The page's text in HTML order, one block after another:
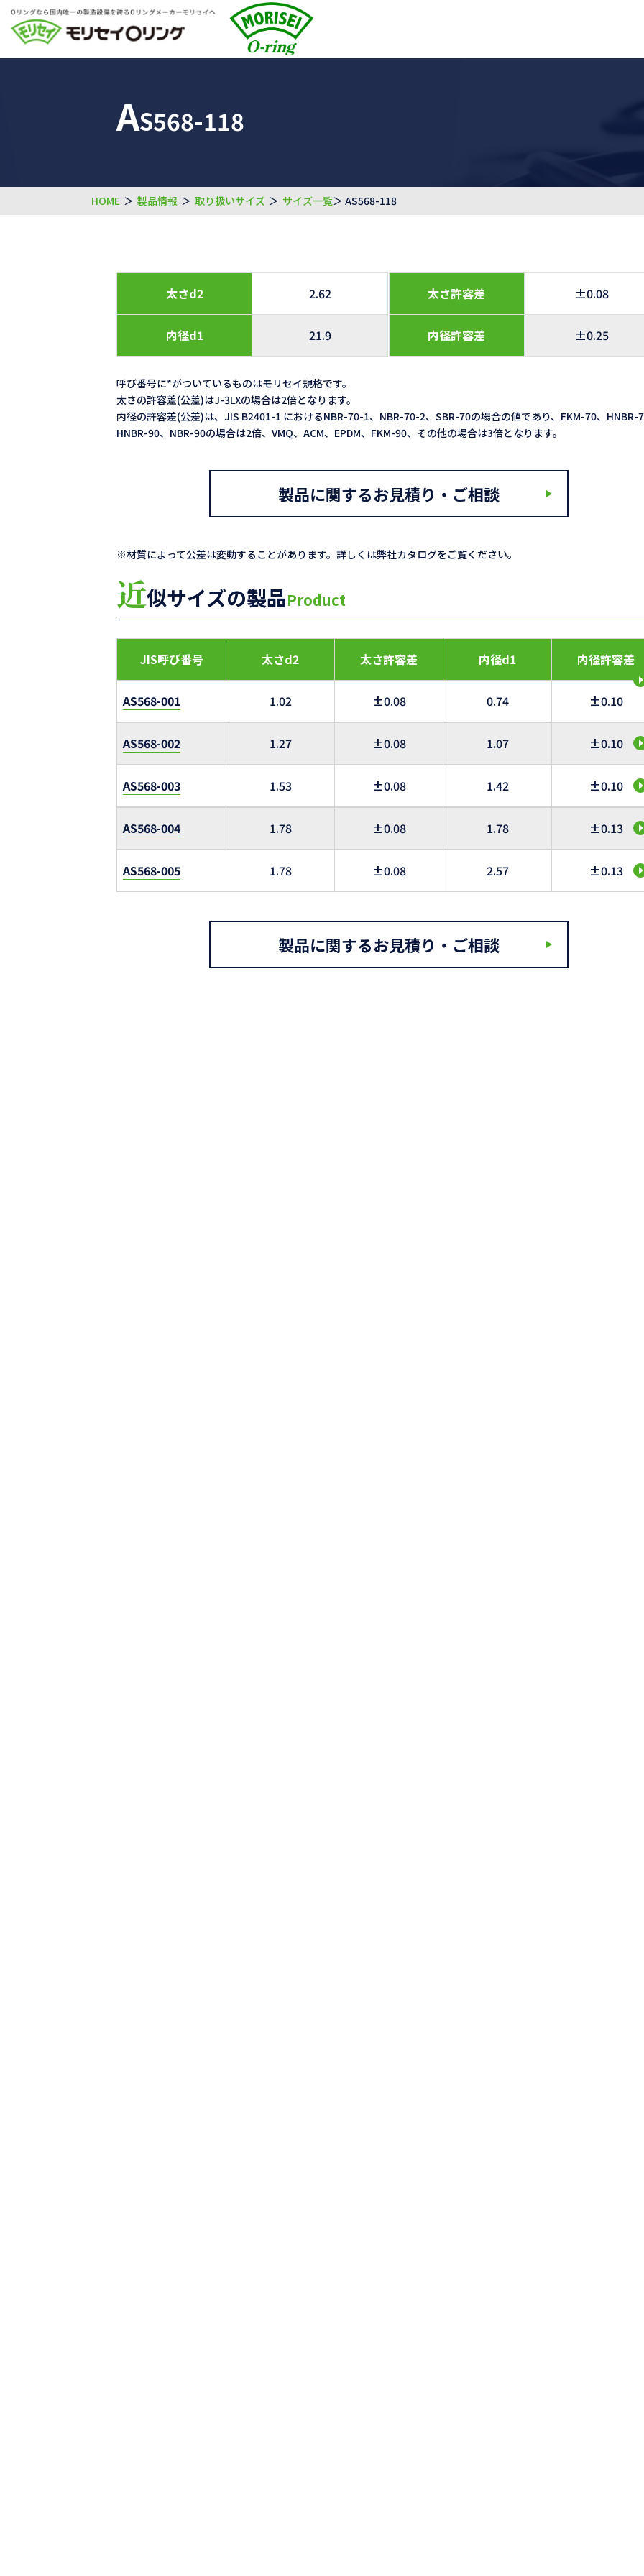
AS568-118
HOME ＞ 製品情報 ＞ 取り扱いサイズ ＞ サイズ一覧＞ AS568-118
太さd2 2.62
内径d1 21.9
太さ許容差 ±0.08
内径許容差 ±0.25
呼び番号に*がついているものはモリセイ規格です。
太さの許容差(公差)はJ-3LXの場合は2倍となります。
内径の許容差(公差)は、JIS B2401-1 におけるNBR-70-1、NBR-70-2、SBR-70の場合の値であり、FKM-70、HNBR-
HNBR-90、NBR-90の場合は2倍、VMQ、ACM、EPDM、FKM-90、その他の場合は3倍となります。
製品に関するお見積り・ご相談
※材質によって公差は変動することがあります。詳しくは弊社カタログをご覧ください。
近似サイズの製品Product
JIS呼び番号 太さd2 太さ許容差 内径d1 内径許容差
AS568-001 1.02 ±0.08 0.74 ±0.10
AS568-002 1.27 ±0.08 1.07 ±0.10
AS568-003 1.53 ±0.08 1.42 ±0.10
AS568-004 1.78 ±0.08 1.78 ±0.13
AS568-005 1.78 ±0.08 2.57 ±0.13
製品に関するお見積り・ご相談